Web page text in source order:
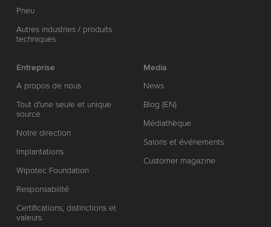
Pneu
Autres industries / produits
techniques
Entreprise
A propos de nous
Tout d'une seule et unique
source
Notre direction
Implantations
Wipotec Foundation
Responsabilité
Certifications, distinctions et
valeurs
Media
News
Blog (EN)
Médiathèque
Salons et événements
Customer magazine